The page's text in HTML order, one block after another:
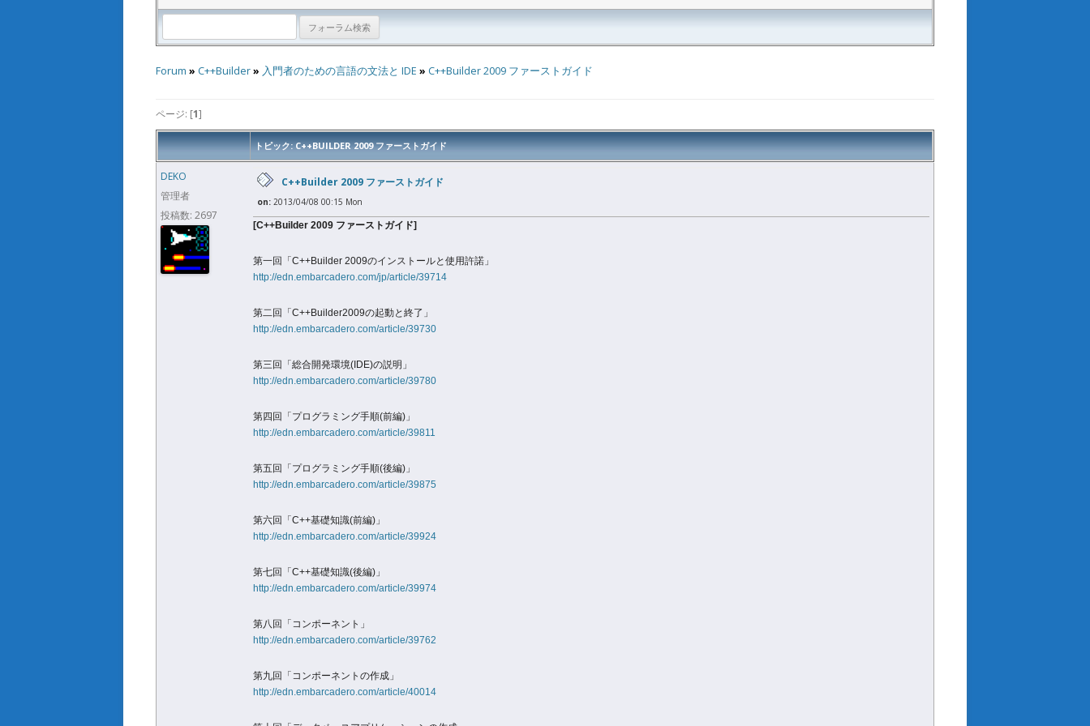
Forum » C++Builder» 入門者のための言語の文法と IDE » C++Builder 2009 ファーストガイド
ページ: [1]
トピック: C++BUILDER 2009 ファーストガイド
DEKO
管理者
投稿数: 2697
C++Builder 2009 ファーストガイド
on: 2013/04/08 00:15 Mon
[C++Builder 2009 ファーストガイド]
第一回「C++Builder 2009のインストールと使用許諾」
http://edn.embarcadero.com/jp/article/39714
第二回「C++Builder2009の起動と終了」
http://edn.embarcadero.com/article/39730
第三回「総合開発環境(IDE)の説明」
http://edn.embarcadero.com/article/39780
第四回「プログラミング手順(前編)」
http://edn.embarcadero.com/article/39811
第五回「プログラミング手順(後編)」
http://edn.embarcadero.com/article/39875
第六回「C++基礎知識(前編)」
http://edn.embarcadero.com/article/39924
第七回「C++基礎知識(後編)」
http://edn.embarcadero.com/article/39974
第八回「コンポーネント」
http://edn.embarcadero.com/article/39762
第九回「コンポーネントの作成」
http://edn.embarcadero.com/article/40014